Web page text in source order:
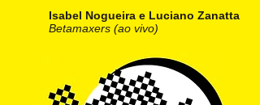
Isabel Nogueira e Luciano Zanatta
Betamaxers (ao vivo)